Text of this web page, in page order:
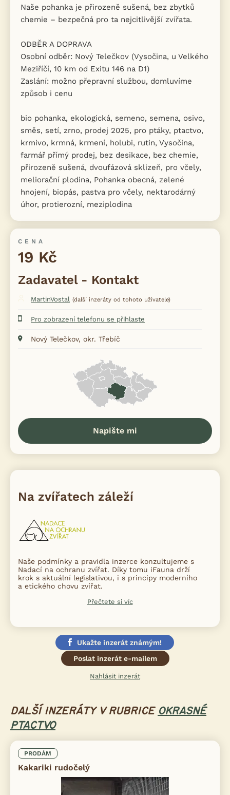
Naše pohanka je přirozeně sušená, bez zbytků
chemie – bezpečná pro ta nejcitlivější zvířata.
ODBĚR A DOPRAVA
Osobní odběr: Nový Telečkov (Vysočina, u Velkého
Meziříčí, 10 km od Exitu 146 na D1)
Zaslání: možno přepravní službou, domluvíme
způsob i cenu
bio pohanka, ekologická, semeno, semena, osivo,
směs, setí, zrno, prodej 2025, pro ptáky, ptactvo,
krmivo, krmná, krmení, holubi, rutin, Vysočina,
farmář přímý prodej, bez desikace, bez chemie,
přirozeně sušená, dvoufázová sklizeň, pro včely,
meliorační plodina, Pohanka obecná, zelené
hnojení, biopás, pastva pro včely, nektarodárný
úhor, protierozní, meziplodina
CENA
19 Kč
Zadavatel - Kontakt
MartinVostal (další inzeráty od tohoto uživatele)
Pro zobrazení telefonu se přihlaste
Nový Telečkov, okr. Třebíč
Napište mi
Na zvířatech záleží
Naše podmínky a pravidla inzerce konzultujeme s
Nadací na ochranu zvířat. Díky tomu iFauna drží
krok s aktuální legislativou, i s principy moderního
a etického chovu zvířat.
Přečtete si víc
Ukažte inzerát známým!
Poslat inzerát e-mailem
Nahlásit inzerát
DALŠÍ INZERÁTY V RUBRICE OKRASNÉ
PTACTVO
PRODÁM
Kakariki rudočelý